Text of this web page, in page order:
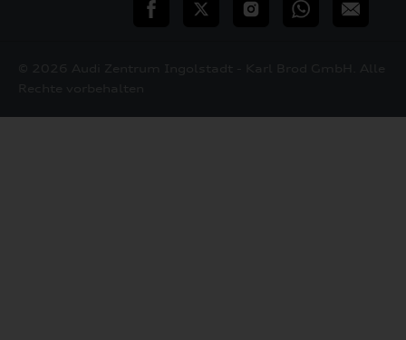
teilen Twitter InstagramWhatsApp
E-